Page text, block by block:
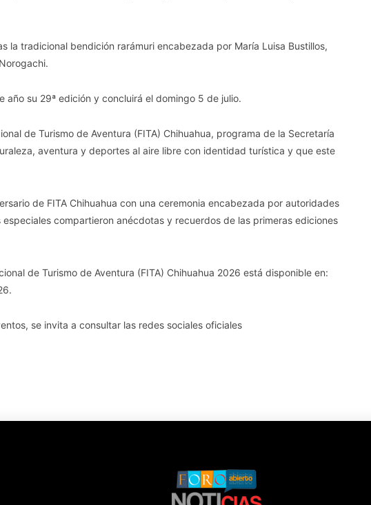
la tradicional bendición rarámuri encabezada por María Luisa Bustillos,
año su 29ª edición y concluirá el domingo 5 de julio.
de Turismo de Aventura (FITA) Chihuahua, programa de la Secretaría
aventura y deportes al aire libre con identidad turística y que este
de FITA Chihuahua con una ceremonia encabezada por autoridades
compartieron anécdotas y recuerdos de las primeras ediciones
de Turismo de Aventura (FITA) Chihuahua 2026 está disponible en:
se invita a consultar las redes sociales oficiales